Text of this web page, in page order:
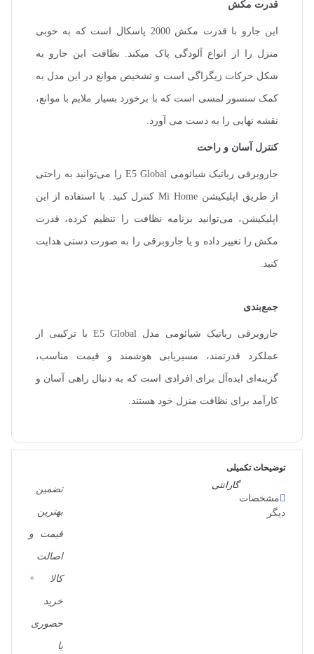
قدرت مکش
این جارو با قدرت مکش 2000 پاسکال است که به خوبی
منزل را از انواع آلودگی پاک میکند. نظافت این جارو به
شکل حرکات زیگزاگی است و تشخیص موانع در این مدل به
کمک سنسور لمسی است که با برخورد بسیار ملایم با موانع،
نقشه نهایی را به دست می آورد.
کنترل آسان و راحت
جاروبرقی رباتیک شیائومی E5 Global را می‌توانید به راحتی
از طریق اپلیکیشن Mi Home کنترل کنید. با استفاده از این
اپلیکیشن، می‌توانید برنامه نظافت را تنظیم کرده، قدرت
مکش را تغییر داده و یا جاروبرقی را به صورت دستی هدایت
کنید.
جمع‌بندی
جاروبرقی رباتیک شیائومی مدل E5 Global با ترکیبی از
عملکرد قدرتمند، مسیریابی هوشمند و قیمت مناسب،
گزینه‌ای ایده‌آل برای افرادی است که به دنبال راهی آسان و
کارآمد برای نظافت منزل خود هستند.
توضیحات تکمیلی
مشخصات
دیگر
گارانتی تضمین
بهترین
قیمت و
اصالت
کالا +
خرید
حضوری
یا